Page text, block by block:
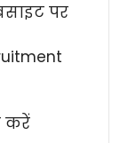
पर
करें